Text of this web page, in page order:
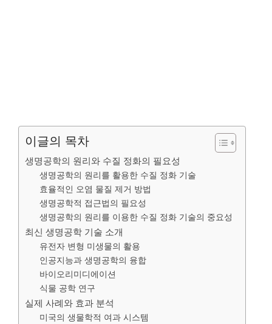
이글의 목차
생명공학의 원리와 수질 정화의 필요성
생명공학의 원리를 활용한 수질 정화 기술
효율적인 오염 물질 제거 방법
생명공학적 접근법의 필요성
생명공학의 원리를 이용한 수질 정화 기술의 중요성
최신 생명공학 기술 소개
유전자 변형 미생물의 활용
인공지능과 생명공학의 융합
바이오리미디에이션
식물 공학 연구
실제 사례와 효과 분석
미국의 생물학적 여과 시스템